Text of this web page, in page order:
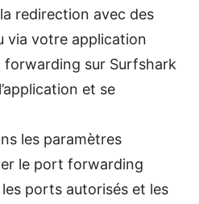
redirection avec des
via votre application
sur Surfshark
et se
les paramètres
le port forwarding
ports autorisés et les